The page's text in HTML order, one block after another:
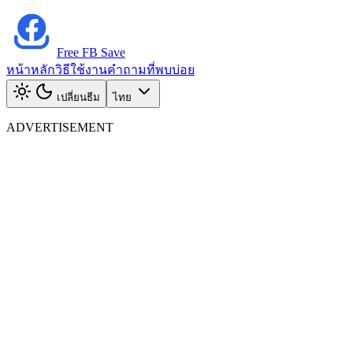
Free FB Save
หน้าหลักวิธีใช้งานคำถามที่พบบ่อย
เปลี่ยนธีม ไทย
ADVERTISEMENT